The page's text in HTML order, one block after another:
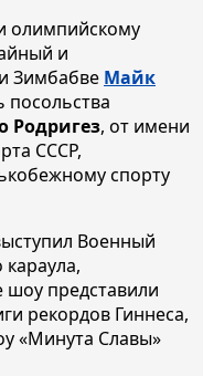
олимпийскому
и
Зимбабве Майк
посольства
Родригез, от имени
СССР,
спорту
Военный
шоу представили
рекордов Гиннеса,
«Минута Славы»